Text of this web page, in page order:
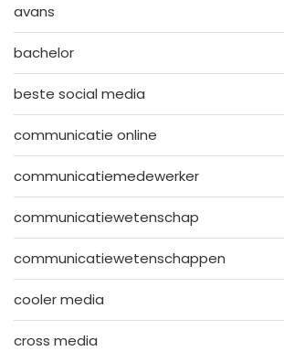
avans
bachelor
beste social media
communicatie online
communicatiemedewerker
communicatiewetenschap
communicatiewetenschappen
cooler media
cross media